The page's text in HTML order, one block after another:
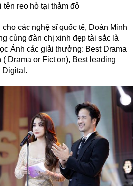
reo hò tại thảm đỏ
các nghệ sĩ quốc tế, Đoàn Minh
cùng đàn chị xinh đẹp tài sắc là
Ánh các giải thưởng: Best Drama
( Drama or Fiction), Best leading
Digital.